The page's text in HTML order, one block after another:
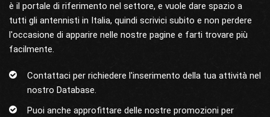
è il portale di riferimento nel settore, e vuole dare spazio a
tutti gli antennisti in Italia, quindi scrivici subito e non perdere
l'occasione di apparire nelle nostre pagine e farti trovare più
facilmente.
Contattaci per richiedere l'inserimento della tua attività nel
nostro Database.
Puoi anche approfittare delle nostre promozioni per